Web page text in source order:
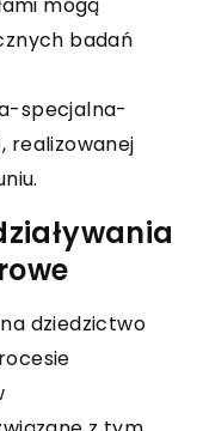
mogą
badań
specjalna-
dziedzictwo